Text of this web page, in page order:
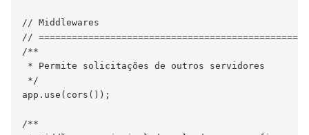
// Middlewares
//
/**
* Permite solicitações de outros servidores
*/
app.use(cors());
/**